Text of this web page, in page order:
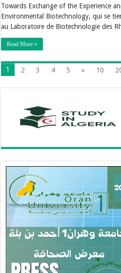
Towards Exchange of the Experience
Environmental Biotechnology, qui se
au Laboratoire de Biotechnologie des
Read More »
1 2 3 4 5 » 10